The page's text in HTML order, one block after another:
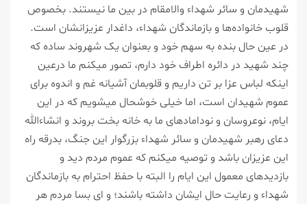
شهیدمان و سائر شهداء والامقام در بین ما نیستند. بخصوص
قلوب خانواده‌ها و بازماندگان شهداء، داغدار عزیزانشان است.
در عین حال بنده به سهم خود و بعنوان یک شهروند ساده که
چند شهید در دائره‌ اطراف خود دارم، تصور میکنم ما درعین
اینکه لباس عزا بر تن داریم و قلوبمان آشیانه غم و اندوه برای
عموم شهیدان است، اما خیلی خوشحال میشویم که در این
ایام، نوعروسان و نودامادهای ما به خانه بخت بروند و انشاءالله
دعای رهبر شهیدمان و سائر شهداء بزرگوار این جنگ، بدرقه راه
این عزیزان باشد و توصیه میکنم که عموم مردم دید و
بازدیدهای معمول این ایام را البته با حفظ احترام به بازماندگان
شهداء و رعایت حال ایشان داشته باشند؛ و ای بسا مردم هر